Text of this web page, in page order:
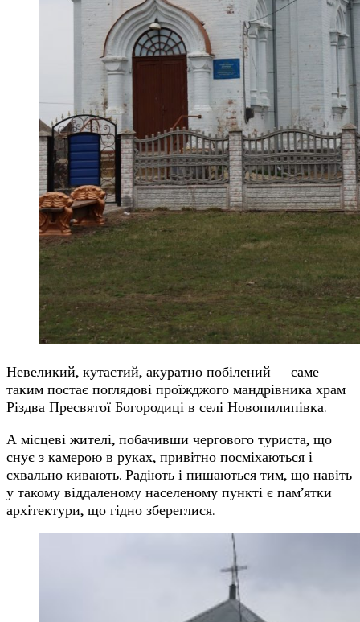
Невеликий, кутастий, акуратно побілений — саме
таким постає поглядові проїжджого мандрівника храм
Різдва Пресвятої Богородиці в селі Новопилипівка.
А місцеві жителі, побачивши чергового туриста, що
снує з камерою в руках, привітно посміхаються і
схвально кивають. Радіють і пишаються тим, що навіть
у такому віддаленому населеному пункті є пам’ятки
архітектури, що гідно збереглися.